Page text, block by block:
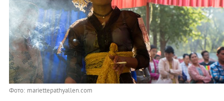
Фото: mariettepathyallen.com